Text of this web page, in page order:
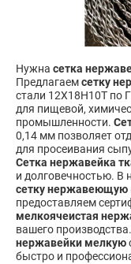
Нужна сетка
Предлагаемсетку
стали 12Х18Н10Т по
для пищевой,
промышленности.
0,14 мм позволяет
для просеивания
Сетка нержавейка
и долговечностью. В
сетку нержавеющую
предоставляем
мелкоячеистая
вашего
нержавейки мелкую
быстро и